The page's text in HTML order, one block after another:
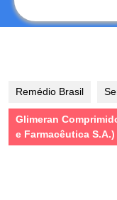
Remédio Brasil
Glimeran
e Farmacêutica S.A.)